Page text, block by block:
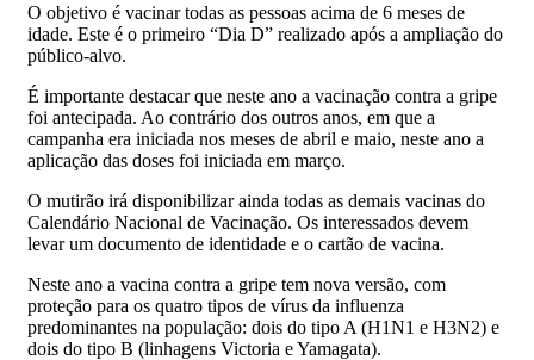
O objetivo é vacinar todas as pessoas acima de 6 meses de
idade. Este é o primeiro “Dia D” realizado após a ampliação do
público-alvo.
É importante destacar que neste ano a vacinação contra a gripe
foi antecipada. Ao contrário dos outros anos, em que a
campanha era iniciada nos meses de abril e maio, neste ano a
aplicação das doses foi iniciada em março.
O mutirão irá disponibilizar ainda todas as demais vacinas do
Calendário Nacional de Vacinação. Os interessados devem
levar um documento de identidade e o cartão de vacina.
Neste ano a vacina contra a gripe tem nova versão, com
proteção para os quatro tipos de vírus da influenza
predominantes na população: dois do tipo A (H1N1 e H3N2) e
dois do tipo B (linhagens Victoria e Yamagata).